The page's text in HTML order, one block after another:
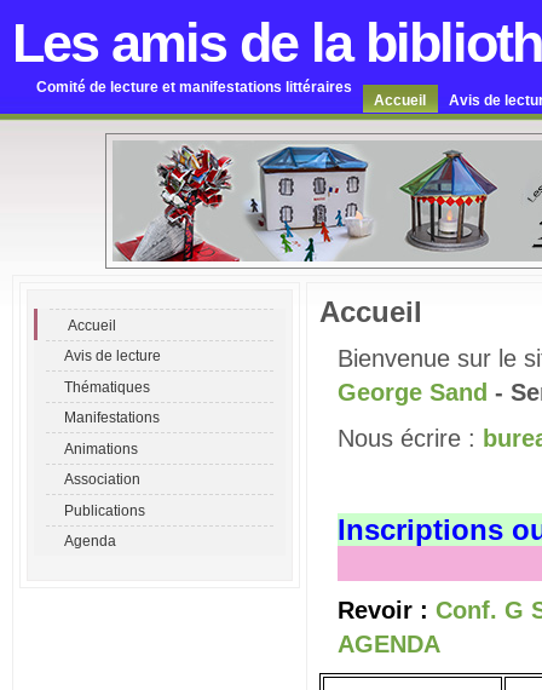
Les amis de la
Comité de lecture et manifestations littéraires
Accueil Avis de
Accueil
Avis de lecture
Thématiques
Manifestations
Animations
Association
Publications
Agenda
Accueil
Bienvenue sur le
George Sand -
Nous écrire :
Inscriptions
Revoir : Conf. G
AGENDA